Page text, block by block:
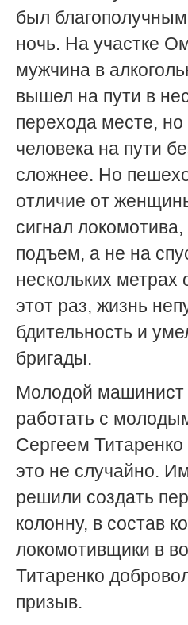
был
ночь. На участке
мужчина в
вышел на пути в
перехода месте,
человека на пути
сложнее. Но
отличие от
сигнал
подъем, а не на
нескольких
этот раз, жизнь
бдительность и
бригады.
Молодой машинист
работать с
Сергеем
это не случайно.
решили создать
колонну, в состав
локомотивщики в
Титаренко
призыв.